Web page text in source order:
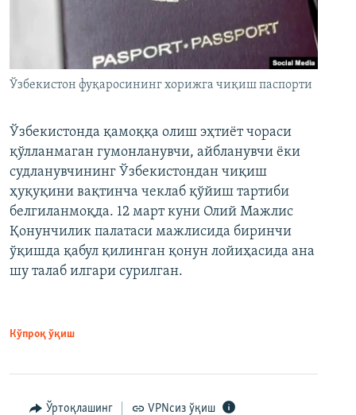
Ўзбекистон фуқаросининг хорижга чиқиш паспорти
Ўзбекистонда қамоққа олиш эҳтиёт чораси
қўлланмаган гумонланувчи, айбланувчи ёки
судланувчининг Ўзбекистондан чиқиш
ҳуқуқини вақтинча чеклаб қўйиш тартиби
белгиланмоқда. 12 март куни Олий Мажлис
Қонунчилик палатаси мажлисида биринчи
ўқишда қабул қилинган қонун лойиҳасида ана
шу талаб илгари сурилган.
Кўпроқ ўқиш
Ўртоқлашинг VPNсиз ўқиш